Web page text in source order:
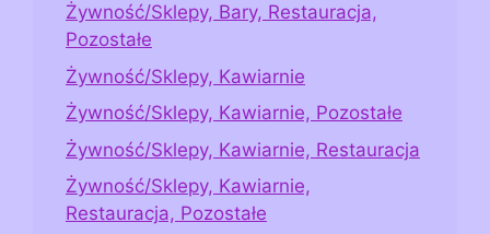
Żywność/Sklepy, Bary, Restauracja,
Pozostałe
Żywność/Sklepy, Kawiarnie
Żywność/Sklepy, Kawiarnie, Pozostałe
Żywność/Sklepy, Kawiarnie, Restauracja
Żywność/Sklepy, Kawiarnie,
Restauracja, Pozostałe